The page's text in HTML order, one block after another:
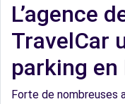
L’agence
TravelCar
parking en
Forte de nombreuses